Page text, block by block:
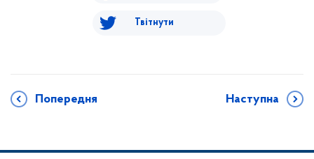
Твітнути
Попередня Наступна